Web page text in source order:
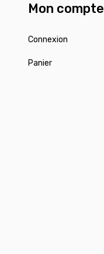
Mon compte
Connexion
Panier